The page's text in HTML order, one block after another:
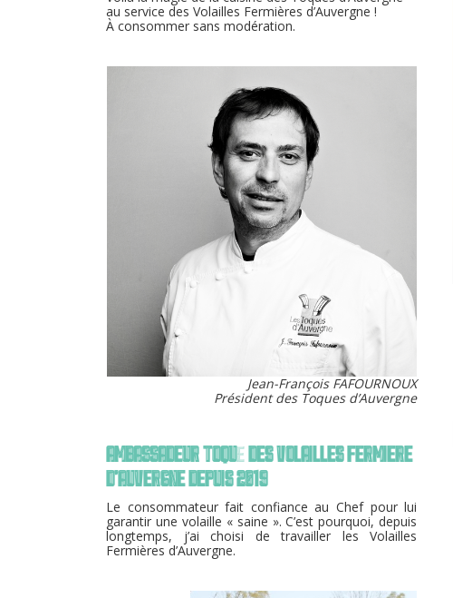
au service des Volailles Fermières d’Auvergne !
À consommer sans modération.
Jean-François FAFOURNOUX
Président des Toques d’Auvergne
AMBASSADEUR TOQUEDES VOLAILLES FERMIERE
D'AUVERGNE DEPUIS 2019
Le consommateur fait confiance au Chef pour lui
garantir une volaille « saine ». C’est pourquoi, depuis
longtemps, j’ai choisi de travailler les Volailles
Fermières d’Auvergne.